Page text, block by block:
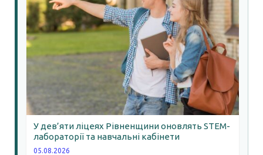
У дев’яти ліцеях Рівненщини оновлять STEM-
лабораторії та навчальні кабінети
05.08.2026